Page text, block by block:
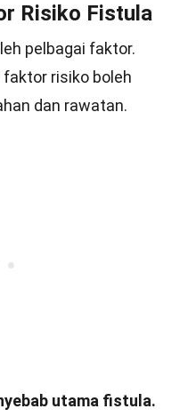
Risiko Fistula
pelbagai faktor.
risiko boleh
dan rawatan.
utama fistula.